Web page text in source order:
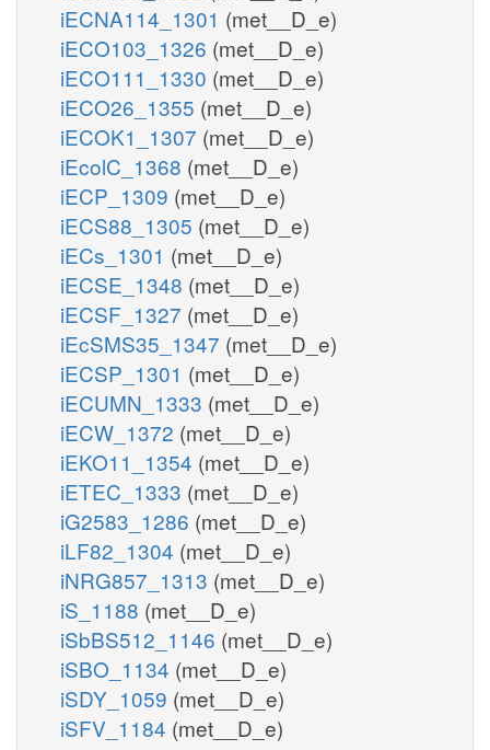
iECNA114_1301 (met__D_e)
iECO103_1326 (met__D_e)
iECO111_1330 (met__D_e)
iECO26_1355 (met__D_e)
iECOK1_1307 (met__D_e)
iEcolC_1368 (met__D_e)
iECP_1309 (met__D_e)
iECS88_1305 (met__D_e)
iECs_1301 (met__D_e)
iECSE_1348 (met__D_e)
iECSF_1327 (met__D_e)
iEcSMS35_1347 (met__D_e)
iECSP_1301 (met__D_e)
iECUMN_1333 (met__D_e)
iECW_1372 (met__D_e)
iEKO11_1354 (met__D_e)
iETEC_1333 (met__D_e)
iG2583_1286 (met__D_e)
iLF82_1304 (met__D_e)
iNRG857_1313 (met__D_e)
iS_1188 (met__D_e)
iSbBS512_1146 (met__D_e)
iSBO_1134 (met__D_e)
iSDY_1059 (met__D_e)
iSFV_1184 (met__D_e)